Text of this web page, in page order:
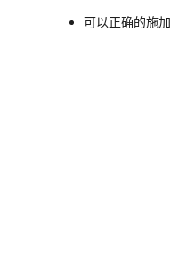
可以正确的施